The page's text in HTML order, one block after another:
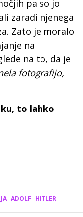
pa so jo
zaradi njenega
Zato je moralo
na
na to, da je
fotografijo,
to lahko
ADOLF HITLER